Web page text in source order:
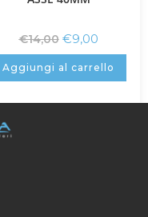
€14,00 €9,00
Aggiungi al carrello